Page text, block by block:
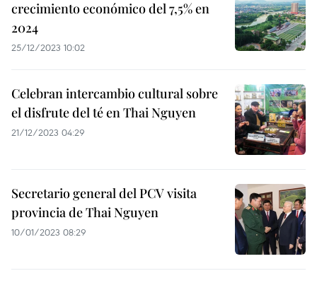
crecimiento económico del 7,5% en
2024
25/12/2023 10:02
Celebran intercambio cultural sobre
el disfrute del té en Thai Nguyen
21/12/2023 04:29
Secretario general del PCV visita
provincia de Thai Nguyen
10/01/2023 08:29